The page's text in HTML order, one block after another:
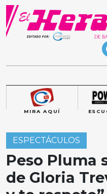
Skip
content
MIRA AQUÍ
ESPECTÁCULOS
Peso Pluma
de Gloria